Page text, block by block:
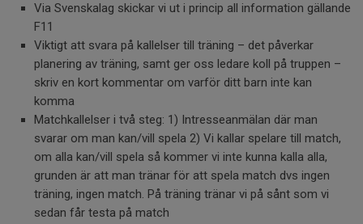
Via Svenskalag skickar vi ut i princip all information gällande
F11
Viktigt att svara på kallelser till träning – det påverkar
planering av träning, samt ger oss ledare koll på truppen –
skriv en kort kommentar om varför ditt barn inte kan
komma
Matchkallelser i två steg: 1) Intresseanmälan där man
svarar om man kan/vill spela 2) Vi kallar spelare till match,
om alla kan/vill spela så kommer vi inte kunna kalla alla,
grunden är att man tränar för att spela match dvs ingen
träning, ingen match. På träning tränar vi på sånt som vi
sedan får testa på match